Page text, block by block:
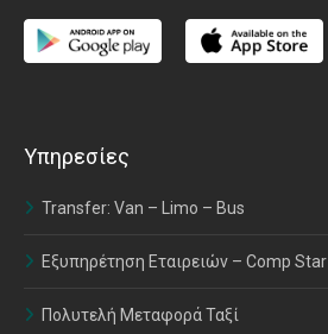
Υπηρεσίες
Transfer: Van – Limo – Bus
Εξυπηρέτηση Εταιρειών – Comp Star
Πολυτελή Μεταφορά Ταξί